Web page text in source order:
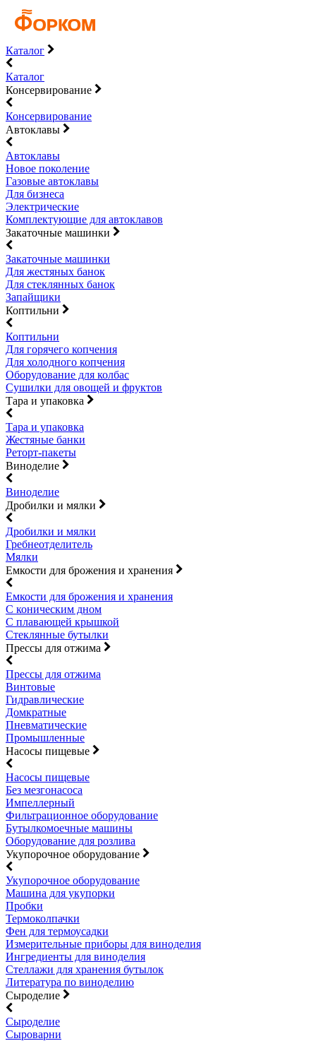
Каталог
Каталог
Консервирование
Консервирование
Автоклавы
Автоклавы
Новое поколение
Газовые автоклавы
Для бизнеса
Электрические
Комплектующие для автоклавов
Закаточные машинки
Закаточные машинки
Для жестяных банок
Для стеклянных банок
Запайщики
Коптильни
Коптильни
Для горячего копчения
Для холодного копчения
Оборудование для колбас
Сушилки для овощей и фруктов
Тара и упаковка
Тара и упаковка
Жестяные банки
Реторт-пакеты
Виноделие
Виноделие
Дробилки и мялки
Дробилки и мялки
Гребнеотделитель
Мялки
Емкости для брожения и хранения
Емкости для брожения и хранения
С коническим дном
С плавающей крышкой
Стеклянные бутылки
Прессы для отжима
Прессы для отжима
Винтовые
Гидравлические
Домкратные
Пневматические
Промышленные
Насосы пищевые
Насосы пищевые
Без мезгонасоса
Импеллерный
Фильтрационное оборудование
Бутылкомоечные машины
Оборудование для розлива
Укупорочное оборудование
Укупорочное оборудование
Машина для укупорки
Пробки
Термоколпачки
Фен для термоусадки
Измерительные приборы для виноделия
Ингредиенты для виноделия
Стеллажи для хранения бутылок
Литература по виноделию
Сыроделие
Сыроделие
Сыроварни